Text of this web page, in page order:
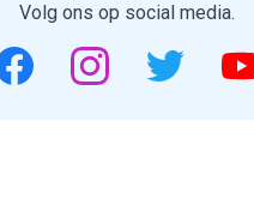
Volg ons op social media.